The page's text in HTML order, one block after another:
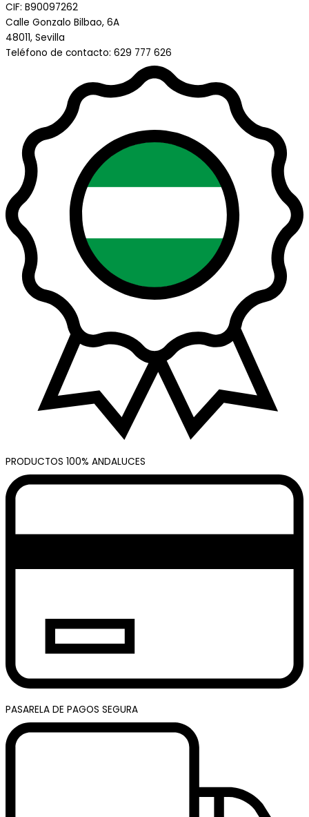
CIF: B90097262
Calle Gonzalo Bilbao, 6A
48011, Sevilla
Teléfono de contacto: 629 777 626
PRODUCTOS 100% ANDALUCES
PASARELA DE PAGOS SEGURA